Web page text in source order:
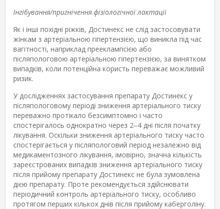
Інгібування/пригнічення фізіологічної лактації
Як і інші похідні ріжків, Достинекс не слід застосовувати
жінкам з артеріальною гіпертензією, що виникла під час
вагітності, наприклад прееклампсією або
післяпологовою артеріальною гіпертензією, за винятком
випадків, коли потенційна користь переважає можливий
ризик.
У дослідженнях застосування препарату Достинекс у
післяпологовому періоді зниження артеріального тиску
переважно протікало безсимптомно і часто
спостерігалось однократно через 2‒4 дні після початку
лікування. Оскільки зниження артеріального тиску часто
спостерігається у післяпологовий період незалежно від
медикаментозного лікування, імовірно, значна кількість
зареєстрованих випадків зниження артеріального тиску
після прийому препарату Достинекс не була зумовлена
дією препарату. Проте рекомендується здійснювати
періодичний контроль артеріального тиску, особливо
протягом перших кількох днів після прийому каберголіну.